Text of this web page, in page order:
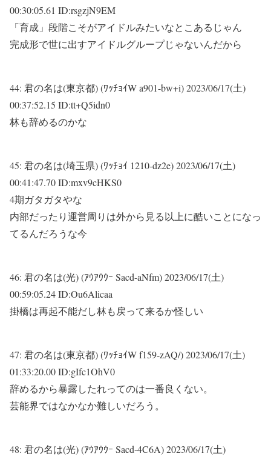
00:30:05.61 ID:rsgzjN9EM
「育成」段階こそがアイドルみたいなとこあるじゃん
完成形で世に出すアイドルグループじゃないんだから
44: 君の名は(東京都) (ﾜｯﾁｮｲW a901-bw+i)2023/06/17(土)
00:37:52.15 ID:tt+Q5idn0
林も辞めるのかな
45: 君の名は(埼玉県) (ﾜｯﾁｮｲ 1210-dz2e)2023/06/17(土)
00:41:47.70 ID:mxv9cHKS0
4期ガタガタやな
内部だったり運営周りは外から見る以上に酷いことになっ
てるんだろうな今
46: 君の名は(光) (ｱｳｱｳｳｰ Sacd-aNfm)2023/06/17(土)
00:59:05.24 ID:Ou6Alicaa
掛橋は再起不能だし林も戻って来るか怪しい
47: 君の名は(東京都) (ﾜｯﾁｮｲW f159-zAQ/)2023/06/17(土)
01:33:20.00 ID:gIfc1OhV0
辞めるから暴露したれってのは一番良くない。
芸能界ではなかなか難しいだろう。
48: 君の名は(光) (ｱｳｱｳｳｰ Sacd-4C6A)2023/06/17(土)